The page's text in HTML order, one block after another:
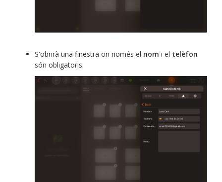
S'obrirà una finestra on només el nom i el telèfon
són obligatoris: